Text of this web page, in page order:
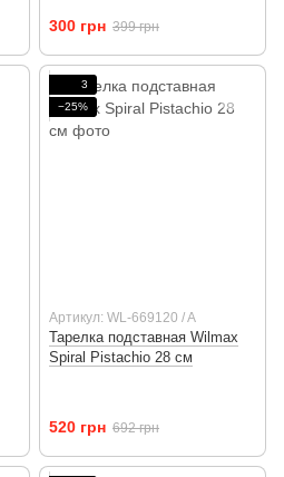
300 грн 399 грн
3
−25%
Артикул: WL-669120 / A
Тарелка подставная Wilmax
Spiral Pistachio 28 см
520 грн 692 грн